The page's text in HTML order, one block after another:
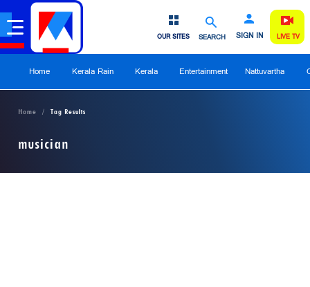
SEARCH SIGN IN
OUR SITES LIVE TV
Home Kerala Rain Kerala Entertainment Nattuvartha
Home Tag Results
musician